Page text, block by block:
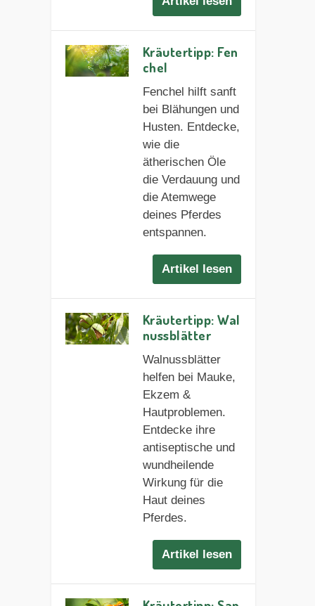
Kräutertipp: Fen
chel
Fenchel hilft sanft
bei Blähungen und
Husten. Entdecke,
wie die
ätherischen Öle
die Verdauung und
die Atemwege
deines Pferdes
entspannen.
Artikel lesen
Kräutertipp: Wal
nussblätter
Walnussblätter
helfen bei Mauke,
Ekzem &
Hautproblemen.
Entdecke ihre
antiseptische und
wundheilende
Wirkung für die
Haut deines
Pferdes.
Artikel lesen